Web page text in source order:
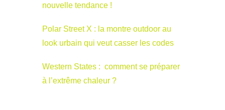
nouvelle tendance !
Polar Street X : la montre outdoor au
look urbain qui veut casser les codes
Western States : comment se préparer
à l’extrême chaleur ?